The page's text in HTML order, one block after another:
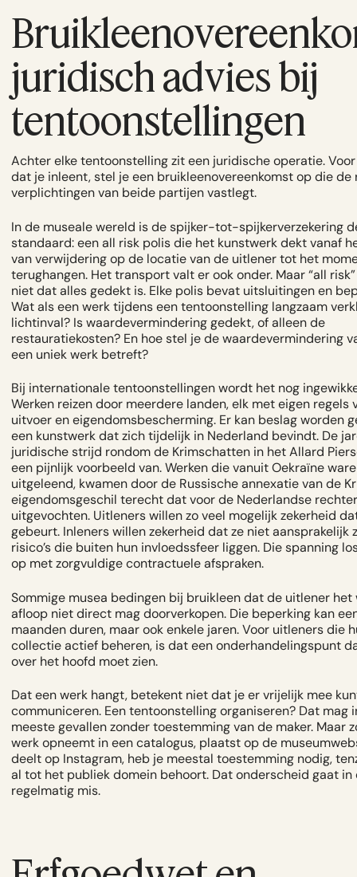
juridisch advies bij
tentoonstellingen
Achter elke tentoonstelling zit een juridische operatie.
dat je inleent, stel je een bruikleenovereenkomst op die de
verplichtingen van beide partijen vastlegt.
In de museale wereld is de spijker-tot-spijkerverzekering
standaard: een all risk polis die het kunstwerk dekt vanaf
van verwijdering op de locatie van de uitlener tot het
terughangen. Het transport valt er ook onder. Maar “all
niet dat alles gedekt is. Elke polis bevat uitsluitingen en
Wat als een werk tijdens een tentoonstelling langzaam
lichtinval? Is waardevermindering gedekt, of alleen de
restauratiekosten? En hoe stel je de waardevermindering
een uniek werk betreft?
Bij internationale tentoonstellingen wordt het nog
Werken reizen door meerdere landen, elk met eigen regels
uitvoer en eigendomsbescherming. Er kan beslag worden
een kunstwerk dat zich tijdelijk in Nederland bevindt. De
juridische strijd rondom de Krimschatten in het Allard
een pijnlijk voorbeeld van. Werken die vanuit Oekraïne
uitgeleend, kwamen door de Russische annexatie van de
eigendomsgeschil terecht dat voor de Nederlandse
uitgevochten. Uitleners willen zo veel mogelijk zekerheid
gebeurt. Inleners willen zekerheid dat ze niet aansprakelijk
risico’s die buiten hun invloedssfeer liggen. Die spanning
op met zorgvuldige contractuele afspraken.
Sommige musea bedingen bij bruikleen dat de uitlener het
afloop niet direct mag doorverkopen. Die beperking kan
maanden duren, maar ook enkele jaren. Voor uitleners die
collectie actief beheren, is dat een onderhandelingspunt
over het hoofd moet zien.
Dat een werk hangt, betekent niet dat je er vrijelijk mee
communiceren. Een tentoonstelling organiseren? Dat mag
meeste gevallen zonder toestemming van de maker. Maar
werk opneemt in een catalogus, plaatst op de
deelt op Instagram, heb je meestal toestemming nodig,
al tot het publiek domein behoort. Dat onderscheid gaat
regelmatig mis.